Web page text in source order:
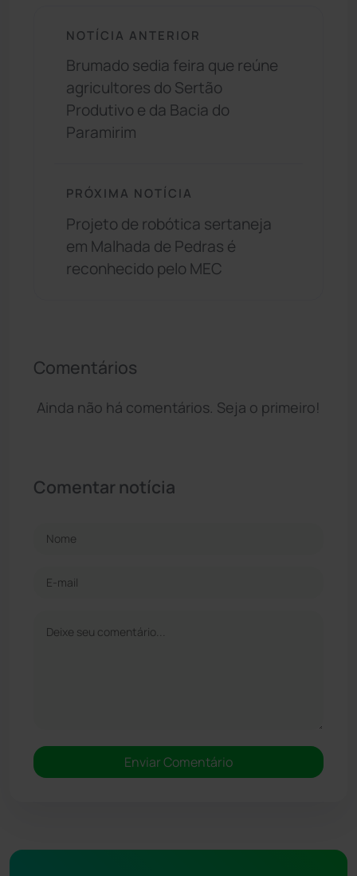
NOTÍCIA ANTERIOR
Brumado sedia feira que reúne
agricultores do Sertão
Produtivo e da Bacia do
Paramirim
PRÓXIMA NOTÍCIA
Projeto de robótica sertaneja
em Malhada de Pedras é
reconhecido pelo MEC
Comentários
Ainda não há comentários. Seja o primeiro!
Comentar notícia